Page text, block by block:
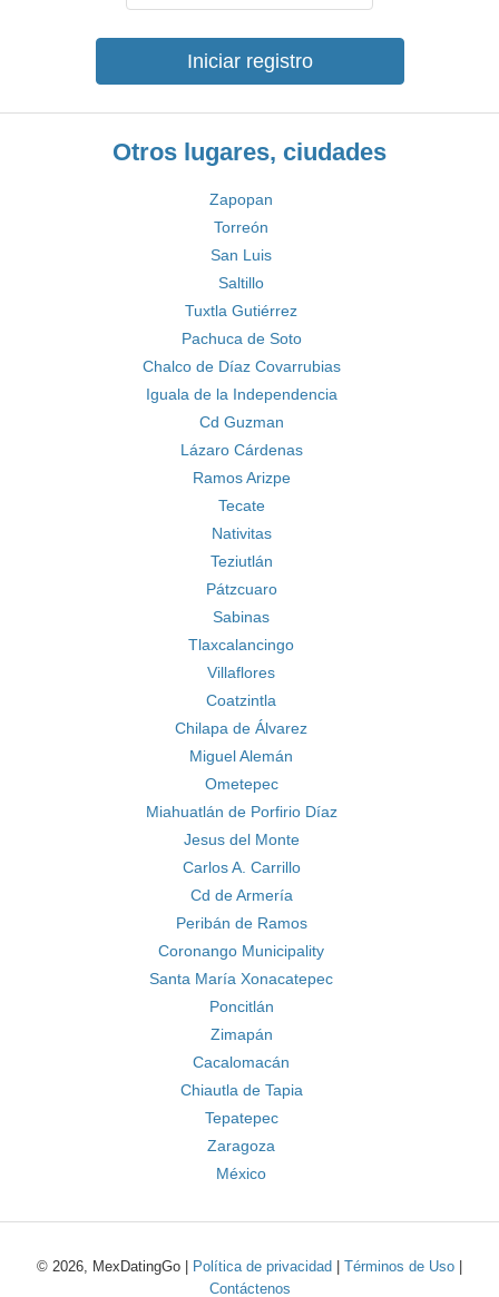
Iniciar registro
Otros lugares, ciudades
Zapopan
Torreón
San Luis
Saltillo
Tuxtla Gutiérrez
Pachuca de Soto
Chalco de Díaz Covarrubias
Iguala de la Independencia
Cd Guzman
Lázaro Cárdenas
Ramos Arizpe
Tecate
Nativitas
Teziutlán
Pátzcuaro
Sabinas
Tlaxcalancingo
Villaflores
Coatzintla
Chilapa de Álvarez
Miguel Alemán
Ometepec
Miahuatlán de Porfirio Díaz
Jesus del Monte
Carlos A. Carrillo
Cd de Armería
Peribán de Ramos
Coronango Municipality
Santa María Xonacatepec
Poncitlán
Zimapán
Cacalomacán
Chiautla de Tapia
Tepatepec
Zaragoza
México
© 2026, MexDatingGo | Política de privacidad Términos de Uso
Contáctenos